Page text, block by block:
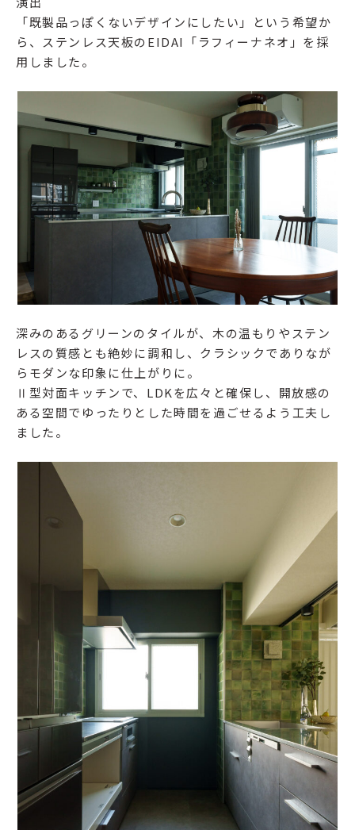
「既製品っぽくないデザインにしたい」という希望か
ら、ステンレス天板のEIDAI「ラフィーナネオ」を採
用しました。
深みのあるグリーンのタイルが、木の温もりやステン
レスの質感とも絶妙に調和し、クラシックでありなが
らモダンな印象に仕上がりに。
Ⅱ型対面キッチンで、LDKを広々と確保し、開放感の
ある空間でゆったりとした時間を過ごせるよう工夫し
ました。